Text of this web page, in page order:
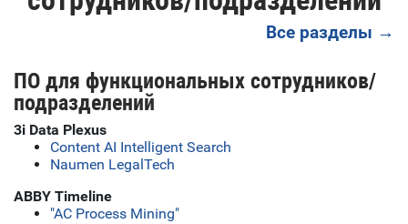
Все разделы →
ПО для функциональных сотрудников/
подразделений
3i Data Plexus
Content AI Intelligent Search
Naumen LegalTech
ABBY Timeline
"АС Process Mining"